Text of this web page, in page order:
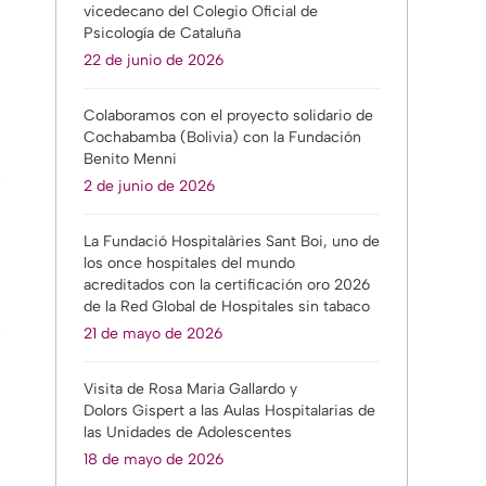
vicedecano del Colegio Oficial de
Psicología de Cataluña
22 de junio de 2026
Colaboramos con el proyecto solidario de
Cochabamba (Bolivia) con la Fundación
Benito Menni
2 de junio de 2026
La Fundació Hospitalàries Sant Boi, uno de
los once hospitales del mundo
acreditados con la certificación oro 2026
de la Red Global de Hospitales sin tabaco
21 de mayo de 2026
Visita de Rosa Maria Gallardo y
Dolors Gispert a las Aulas Hospitalarias de
las Unidades de Adolescentes
18 de mayo de 2026